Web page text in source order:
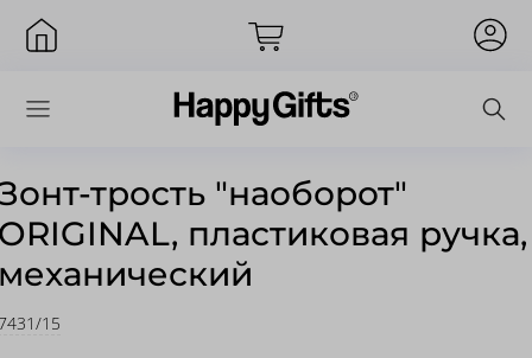
трость "наоборот"
пластиковая ручка,
15
Вход